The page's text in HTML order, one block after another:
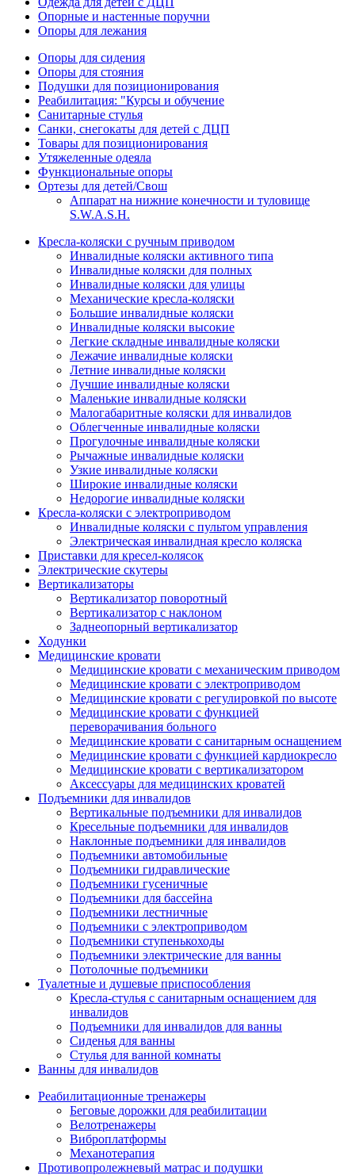
Опорные и настенные поручни
Опоры для лежания
Опоры для сидения
Опоры для стояния
Подушки для позиционирования
Реабилитация: "Курсы и обучение
Санитарные стулья
Санки, снегокаты для детей с ДЦП
Товары для позиционирования
Утяжеленные одеяла
Функциональные опоры
Ортезы для детей/Свош
Аппарат на нижние конечности и туловище
S.W.A.S.H.
Кресла-коляски с ручным приводом
Инвалидные коляски активного типа
Инвалидные коляски для полных
Инвалидные коляски для улицы
Механические кресла-коляски
Большие инвалидные коляски
Инвалидные коляски высокие
Легкие складные инвалидные коляски
Лежачие инвалидные коляски
Летние инвалидные коляски
Лучшие инвалидные коляски
Маленькие инвалидные коляски
Малогабаритные коляски для инвалидов
Облегченные инвалидные коляски
Прогулочные инвалидные коляски
Рычажные инвалидные коляски
Узкие инвалидные коляски
Широкие инвалидные коляски
Недорогие инвалидные коляски
Кресла-коляски с электроприводом
Инвалидные коляски с пультом управления
Электрическая инвалидная кресло коляска
Приставки для кресел-колясок
Электрические скутеры
Вертикализаторы
Вертикализатор поворотный
Вертикализатор с наклоном
Заднеопорный вертикализатор
Ходунки
Медицинские кровати
Медицинские кровати с механическим приводом
Медицинские кровати с электроприводом
Медицинские кровати с регулировкой по высоте
Медицинские кровати с функцией
переворачивания больного
Медицинские кровати с санитарным оснащением
Медицинские кровати с функцией кардиокресло
Медицинские кровати с вертикализатором
Аксессуары для медицинских кроватей
Подъемники для инвалидов
Вертикальные подъемники для инвалидов
Кресельные подъемники для инвалидов
Наклонные подъемники для инвалидов
Подъемники автомобильные
Подъемники гидравлические
Подъемники гусеничные
Подъемники для бассейна
Подъемники лестничные
Подъемники с электроприводом
Подъемники ступенькоходы
Подъемники электрические для ванны
Потолочные подъемники
Туалетные и душевые приспособления
Кресла-стулья с санитарным оснащением для
инвалидов
Подъемники для инвалидов для ванны
Сиденья для ванны
Стулья для ванной комнаты
Ванны для инвалидов
Реабилитационные тренажеры
Беговые дорожки для реабилитации
Велотренажеры
Виброплатформы
Механотерапия
Противопролежневый матрас и подушки